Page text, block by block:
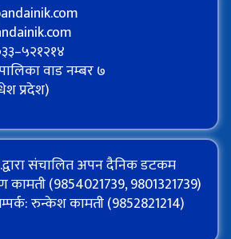
वाड नम्बर ७
प्रदेश)
संचालित अपन दैनिक डटकम
कामती (9854021739, 9801321739)
रुन्केश कामती (9852821214)